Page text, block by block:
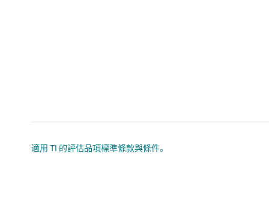
適用 TI 的評估品項標準條款與條件。